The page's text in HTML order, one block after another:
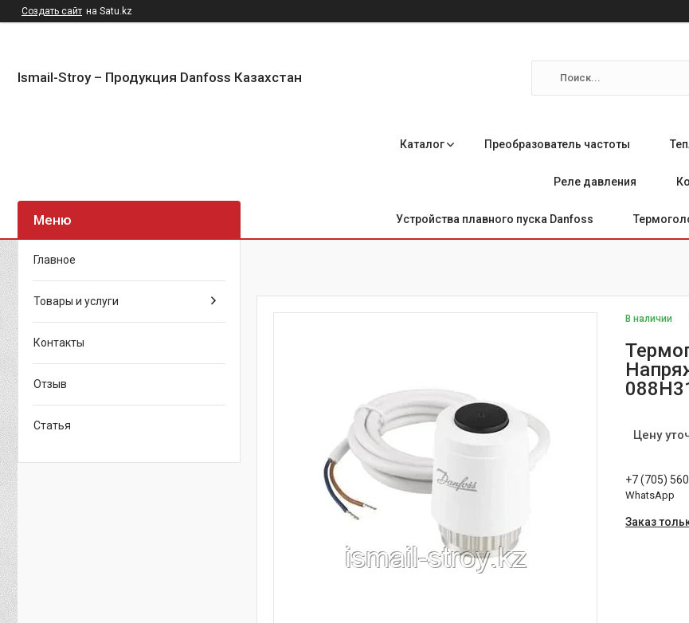
Создать сайт на Satu.kz
Ismail-Stroy – Продукция Danfoss Казахстан
Каталог Преобразователь частоты
Реле давления
Устройства плавного пуска Danfoss
В наличии
Цену
+7 (705)
WhatsApp
Заказ
Главное
Товары и услуги
Контакты
Отзыв
Статья